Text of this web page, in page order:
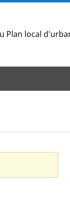
Plan local